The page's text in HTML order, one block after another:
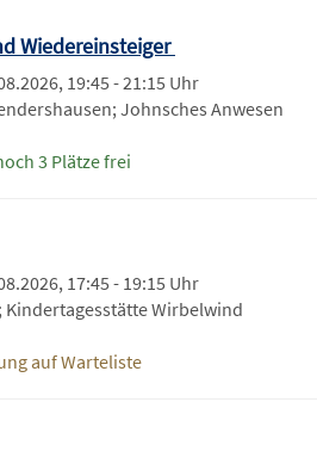
Wiedereinsteiger
19:45 - 21:15 Uhr
Johnsches Anwesen
3 Plätze frei
17:45 - 19:15 Uhr
Kindertagesstätte Wirbelwind
auf Warteliste